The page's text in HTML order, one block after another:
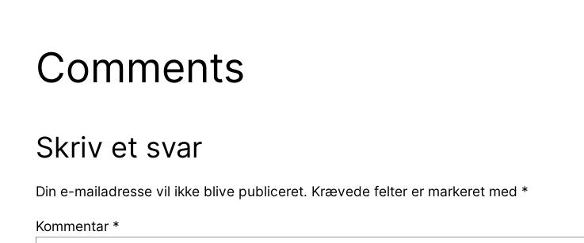
Comments
Skriv et svar
Din e-mailadresse vil ikke blive publiceret. Krævede felter er markeret med *
Kommentar *